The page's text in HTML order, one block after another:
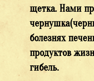
щетка. Нами
болезнях
продуктов